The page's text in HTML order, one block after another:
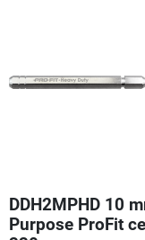
DDH2MPHD 10
Purpose ProFit